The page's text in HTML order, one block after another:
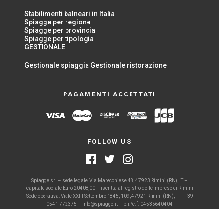
Stabilimenti balneari in Italia
Spiagge per regione
Spiagge per provincia
Spiagge per tipologia
GESTIONALE
Gestionale spiaggia Gestionale ristorazione
PAGAMENTI ACCETTATI
FOLLOW US
Spiagge srl – sede legale: Via Marecchiese 48, 47923 Rimini (RN), IT –
capitale sociale Euro 20408,00 – iscritta al registro delle imprese di Rimini
Sede operativa: Viale XXIII Settembre 1845, 109, 47921 Rimini (RN), IT – +39
0541 772375 – info@spiagge.it – p.i./c.f. 04536640404